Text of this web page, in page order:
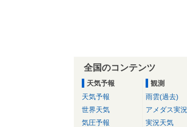
全国のコンテンツ
天気予報
天気予報
世界天気
気圧予報
観測
雨雲(過去)
アメダス実況
実況天気